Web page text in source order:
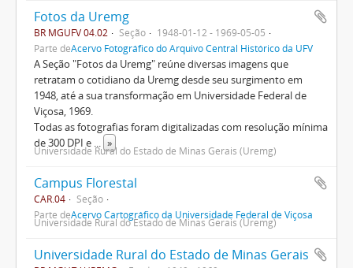
Fotos da Uremg
BR MGUFV 04.02 Seção
1948-01-12 - 1969-05-05
Parte deAcervo Fotográfico do Arquivo Central Histórico da UFV
A Seção "Fotos da Uremg" reúne diversas imagens que
retratam o cotidiano da Uremg desde seu surgimento em
1948, até a sua transformação em Universidade Federal de
Viçosa, 1969.
Todas as fotografias foram digitalizadas com resolução mínima
de 300 DPI e
»
Universidade Rural do Estado de Minas Gerais (Uremg)
Campus Florestal
CAR.04
Seção
Parte deAcervo Cartográfico da Universidade Federal de Viçosa
Universidade Rural do Estado de Minas Gerais (Uremg)
Universidade Rural do Estado de Minas Gerais